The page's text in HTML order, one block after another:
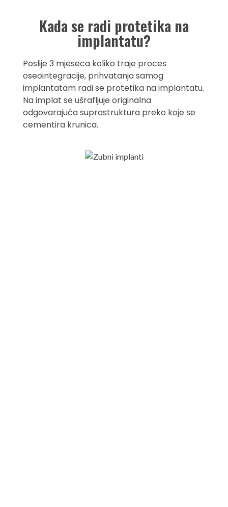
Kada se radi protetika na
implantatu?
Poslije 3 mjeseca koliko traje proces
oseointegracije, prihvatanja samog
implantatam radi se protetika na implantatu.
Na implat se ušrafljuje originalna
odgovarajuća suprastruktura preko koje se
cementira krunica.